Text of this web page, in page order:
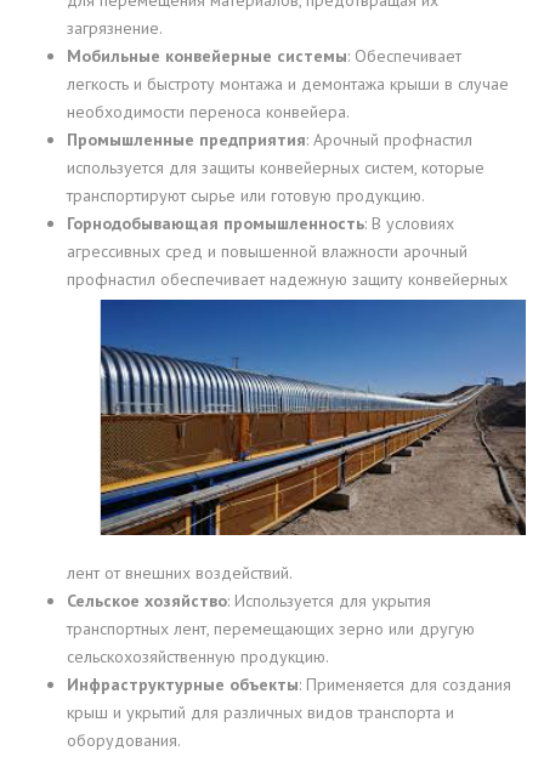
загрязнение.
Мобильные конвейерные системы: Обеспечивает
легкость и быстроту монтажа и демонтажа крыши в случае
необходимости переноса конвейера.
Промышленные предприятия: Арочный профнастил
используется для защиты конвейерных систем, которые
транспортируют сырье или готовую продукцию.
Горнодобывающая промышленность: В условиях
агрессивных сред и повышенной влажности арочный
профнастил обеспечивает надежную защиту конвейерных
лент от внешних воздействий.
Сельское хозяйство: Используется для укрытия
транспортных лент, перемещающих зерно или другую
сельскохозяйственную продукцию.
Инфраструктурные объекты: Применяется для создания
крыш и укрытий для различных видов транспорта и
оборудования.